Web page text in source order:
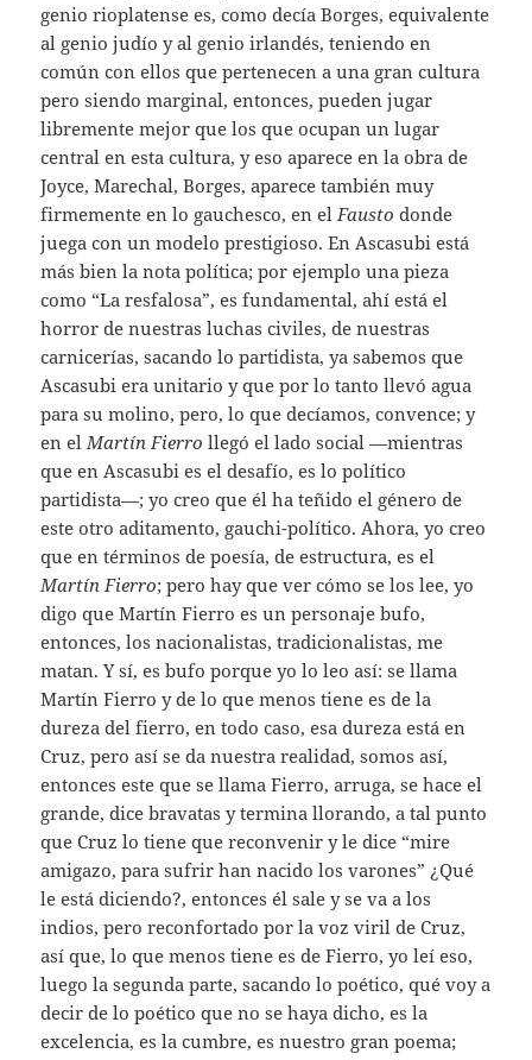
genio rioplatense es, como decía Borges, equivalente
al genio judío y al genio irlandés, teniendo en
común con ellos que pertenecen a una gran cultura
pero siendo marginal, entonces, pueden jugar
libremente mejor que los que ocupan un lugar
central en esta cultura, y eso aparece en la obra de
Joyce, Marechal, Borges, aparece también muy
firmemente en lo gauchesco, en el Fausto donde
juega con un modelo prestigioso. En Ascasubi está
más bien la nota política; por ejemplo una pieza
como “La resfalosa”, es fundamental, ahí está el
horror de nuestras luchas civiles, de nuestras
carnicerías, sacando lo partidista, ya sabemos que
Ascasubi era unitario y que por lo tanto llevó agua
para su molino, pero, lo que decíamos, convence; y
en el Martín Fierrollegó el lado social —mientras
que en Ascasubi es el desafío, es lo político
partidista—; yo creo que él ha teñido el género de
este otro aditamento, gauchi-político. Ahora, yo creo
que en términos de poesía, de estructura, es el
Martín Fierro; pero hay que ver cómo se los lee, yo
digo que Martín Fierro es un personaje bufo,
entonces, los nacionalistas, tradicionalistas, me
matan. Y sí, es bufo porque yo lo leo así: se llama
Martín Fierro y de lo que menos tiene es de la
dureza del fierro, en todo caso, esa dureza está en
Cruz, pero así se da nuestra realidad, somos así,
entonces este que se llama Fierro, arruga, se hace el
grande, dice bravatas y termina llorando, a tal punto
que Cruz lo tiene que reconvenir y le dice “mire
amigazo, para sufrir han nacido los varones” ¿Qué
le está diciendo?, entonces él sale y se va a los
indios, pero reconfortado por la voz viril de Cruz,
así que, lo que menos tiene es de Fierro, yo leí eso,
luego la segunda parte, sacando lo poético, qué voy a
decir de lo poético que no se haya dicho, es la
excelencia, es la cumbre, es nuestro gran poema;